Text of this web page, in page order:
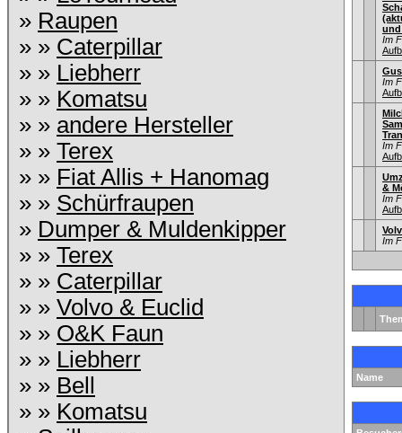
» Raupen
» » Caterpillar
» » Liebherr
» » Komatsu
» » andere Hersteller
» » Terex
» » Fiat Allis + Hanomag
» » Schürfraupen
» Dumper & Muldenkipper
» » Terex
» » Caterpillar
» » Volvo & Euclid
» » O&K Faun
» » Liebherr
» » Bell
» » Komatsu
und
Im
Im
Im
&
Im
Im
Name